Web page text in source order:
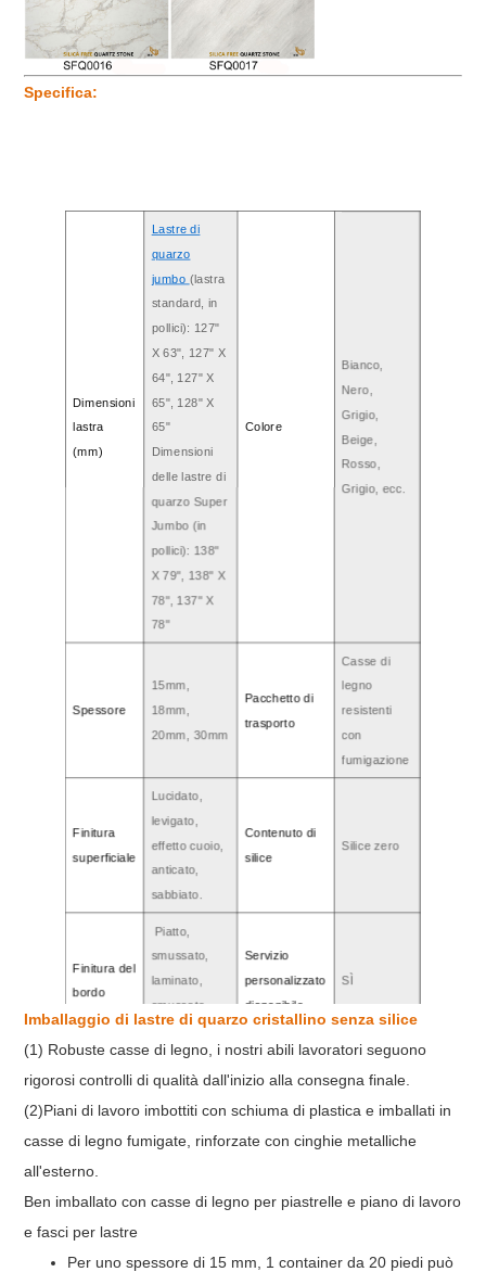
Specifica:
Dimensioni
lastra
(mm)
Lastre di
quarzo
jumbo (lastra
standard, in
pollici): 127"
X 63", 127" X
64", 127" X
65", 128" X
65"
Dimensioni
delle lastre di
quarzo Super
Jumbo (in
pollici): 138"
X 79", 138" X
78", 137" X
78"
Colore
Bianco,
Nero,
Grigio,
Beige,
Rosso,
Grigio, ecc.
Spessore
15mm,
18mm,
20mm, 30mm
Pacchetto di
trasporto
Casse di
legno
resistenti
con
fumigazione
Finitura
superficiale
Lucidato,
levigato,
effetto cuoio,
anticato,
sabbiato.
Contenuto di
silice
Silice zero
Finitura del
bordo
Piatto,
smussato,
laminato,
smussato,
ogee, ecc.
Servizio
personalizzato
disponibile
SÌ
Certificato
NSF, ecc.
Durezza Mohs 7.5
Imballaggio di lastre di quarzo cristallino senza silice
(1) Robuste casse di legno, i nostri abili lavoratori seguono
rigorosi controlli di qualità dall'inizio alla consegna finale.
(2)Piani di lavoro imbottiti con schiuma di plastica e imballati in
casse di legno fumigate, rinforzate con cinghie metalliche
all'esterno.
Ben imballato con casse di legno per piastrelle e piano di lavoro
e fasci per lastre
Per uno spessore di 15 mm, 1 container da 20 piedi può